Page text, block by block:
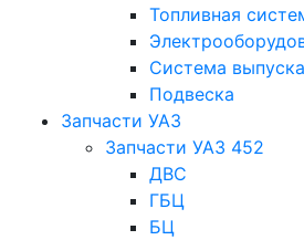
Топливная
Система
Подвеска
Запчасти УАЗ
Запчасти УАЗ 452
ДВС
ГБЦ
БЦ